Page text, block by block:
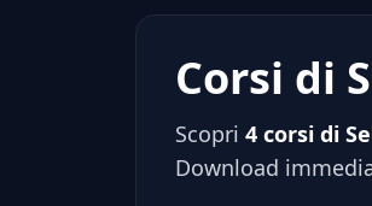
Corsi di
Scopri 4 corsi di
Download